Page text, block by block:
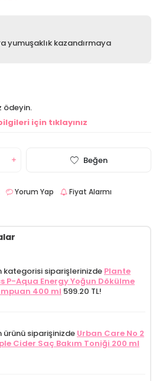
yumuşaklık kazandırmaya
ödeyin.
için tıklayınız
Beğen
Yorum Yap Fiyat Alarmı
kategorisi siparişlerinizde Plante
P-Aqua Energy Yoğun Dökülme
400 ml 599.20 TL!
ürünü siparişinizde Urban Care No 2
Cider Saç Bakım Toniği 200 ml